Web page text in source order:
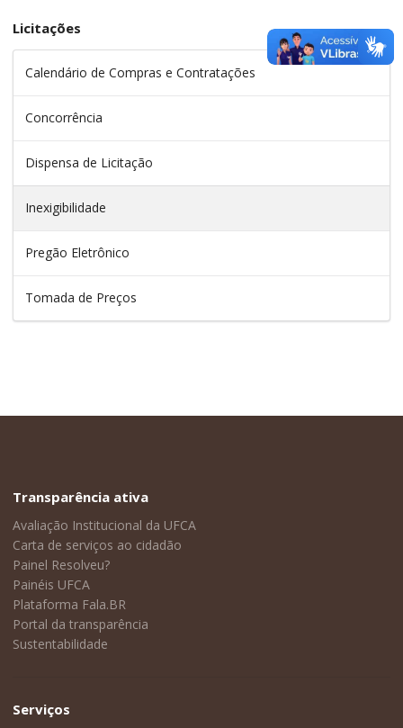
Licitações
Calendário de Compras e Contratações
Concorrência
Dispensa de Licitação
Inexigibilidade
Pregão Eletrônico
Tomada de Preços
Transparência ativa
Avaliação Institucional da UFCA
Carta de serviços ao cidadão
Painel Resolveu?
Painéis UFCA
Plataforma Fala.BR
Portal da transparência
Sustentabilidade
Serviços